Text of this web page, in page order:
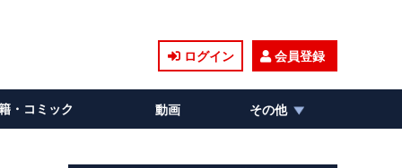
ログイン 会員登録
・コミック 動画 その他